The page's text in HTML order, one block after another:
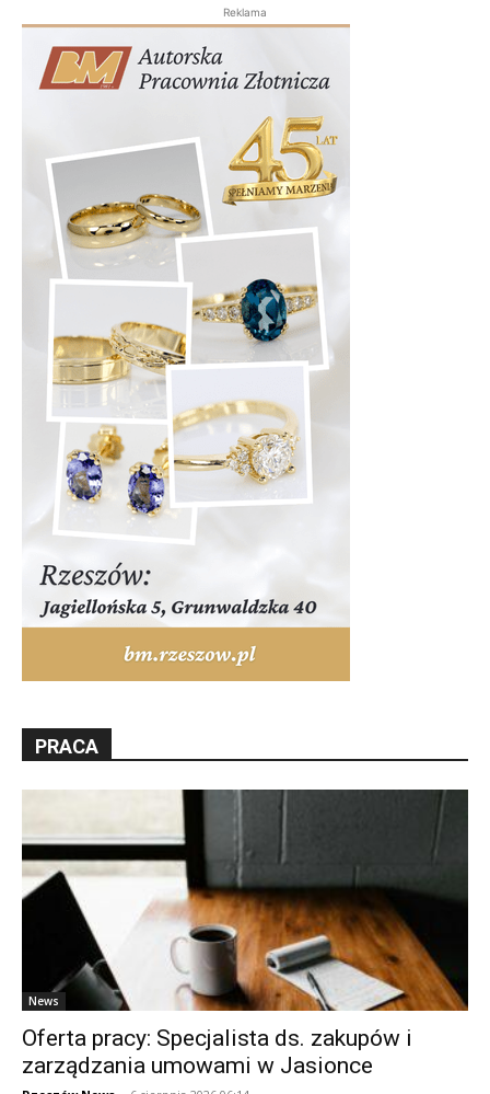
Reklama
PRACA
News
Oferta pracy: Specjalista ds. zakupów i
zarządzania umowami w Jasionce